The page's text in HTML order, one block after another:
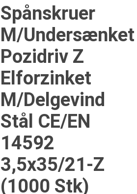
Spånskruer
M/Undersænket
Pozidriv Z
Elforzinket
M/Delgevind
Stål CE/EN
14592
3,5x35/21-Z
(1000 Stk)